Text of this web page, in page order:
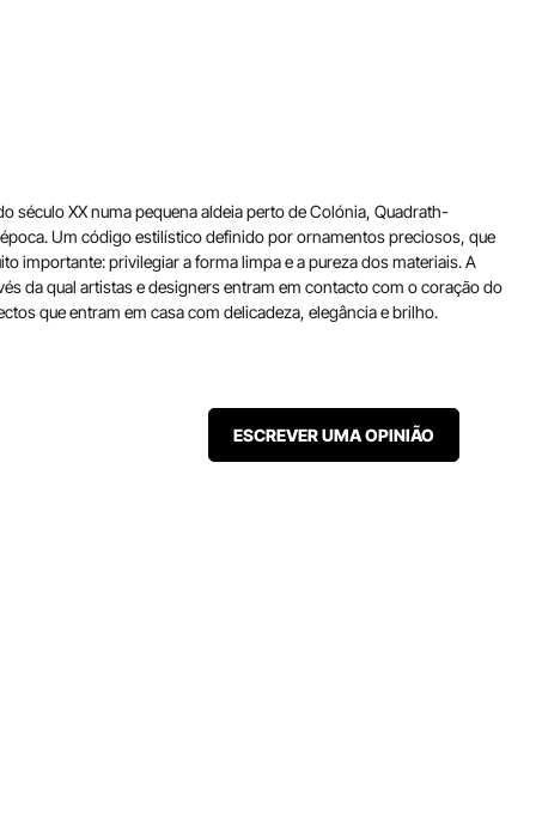
XX numa pequena aldeia perto de Colónia, Quadrath-
Um código estilístico definido por ornamentos preciosos, que
importante: privilegiar a forma limpa e a pureza dos materiais. A
da qual artistas e designers entram em contacto com o coração do
que entram em casa com delicadeza, elegância e brilho.
ESCREVER UMA OPINIÃO